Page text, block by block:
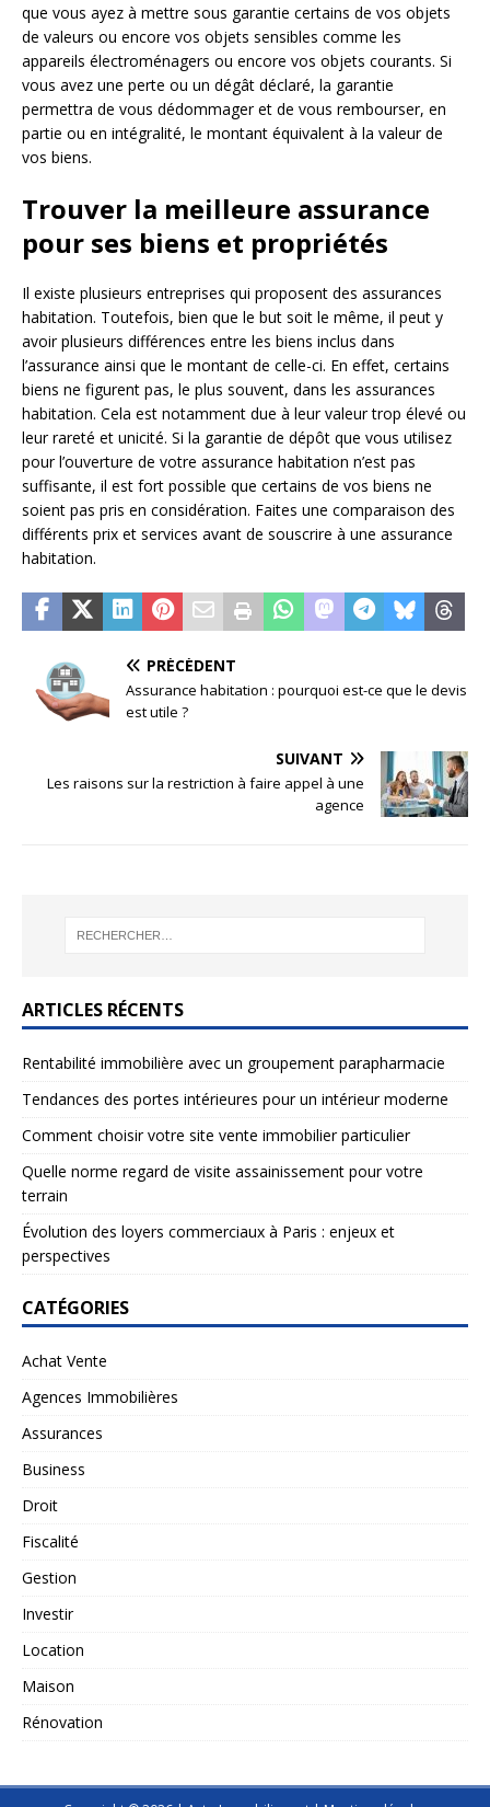
que vous ayez à mettre sous garantie certains de vos objets
de valeurs ou encore vos objets sensibles comme les
appareils électroménagers ou encore vos objets courants. Si
vous avez une perte ou un dégât déclaré, la garantie
permettra de vous dédommager et de vous rembourser, en
partie ou en intégralité, le montant équivalent à la valeur de
vos biens.
Trouver la meilleure assurance
pour ses biens et propriétés
Il existe plusieurs entreprises qui proposent des assurances
habitation. Toutefois, bien que le but soit le même, il peut y
avoir plusieurs différences entre les biens inclus dans
l’assurance ainsi que le montant de celle-ci. En effet, certains
biens ne figurent pas, le plus souvent, dans les assurances
habitation. Cela est notamment due à leur valeur trop élevé ou
leur rareté et unicité. Si la garantie de dépôt que vous utilisez
pour l’ouverture de votre assurance habitation n’est pas
suffisante, il est fort possible que certains de vos biens ne
soient pas pris en considération. Faites une comparaison des
différents prix et services avant de souscrire à une assurance
habitation.
PRÉCÉDENT
Assurance habitation : pourquoi est-ce que le devis
est utile ?
SUIVANT
Les raisons sur la restriction à faire appel à une
agence
ARTICLES RÉCENTS
Rentabilité immobilière avec un groupement parapharmacie
Tendances des portes intérieures pour un intérieur moderne
Comment choisir votre site vente immobilier particulier
Quelle norme regard de visite assainissement pour votre
terrain
Évolution des loyers commerciaux à Paris : enjeux et
perspectives
CATÉGORIES
Achat Vente
Agences Immobilières
Assurances
Business
Droit
Fiscalité
Gestion
Investir
Location
Maison
Rénovation